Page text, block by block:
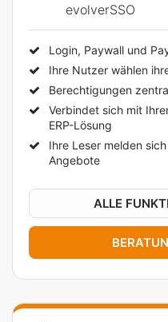
evolverSSO
Login, Paywall und
Ihre Nutzer wählen
Berechtigungen
Verbindet sich mit
ERP-Lösung
Ihre Leser melden
Angebote
ALLE